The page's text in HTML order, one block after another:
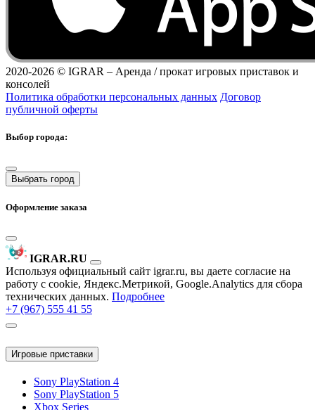
2020-2026 © IGRAR – Аренда / прокат игровых приставок и
консолей
Политика обработки персональных данных Договор
публичной оферты
Выбор города:
Выбрать город
Оформление заказа
IGRAR.RU
Используя официальный сайт igrar.ru, вы даете согласие на
работу с cookie, Яндекс.Метрикой, Google.Analytics для сбора
технических данных. Подробнее
+7 (967) 555 41 55
Игровые приставки
Sony PlayStation 4
Sony PlayStation 5
Xbox Series